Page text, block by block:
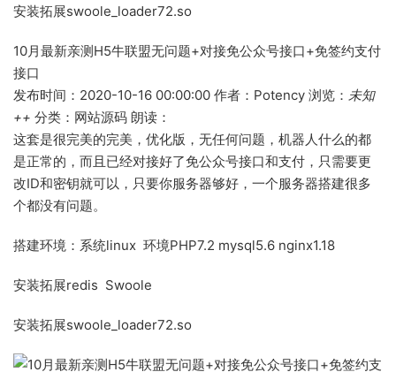
安装拓展swoole_loader72.so
10月最新亲测H5牛联盟无问题+对接免公众号接口+免签约支付
接口
发布时间：2020-10-16 00:00:00 作者：Potency 浏览： 未知
++ 分类：网站源码 朗读：
这套是很完美的完美，优化版，无任何问题，机器人什么的都
是正常的，而且已经对接好了免公众号接口和支付，只需要更
改ID和密钥就可以，只要你服务器够好，一个服务器搭建很多
个都没有问题。
搭建环境：系统linux 环境PHP7.2 mysql5.6 nginx1.18
安装拓展redis Swoole
安装拓展swoole_loader72.so